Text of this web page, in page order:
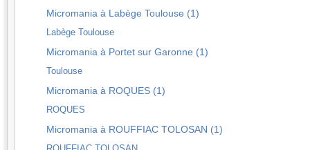
Micromania à Labège Toulouse (1)
Labège Toulouse
Micromania à Portet sur Garonne (1)
Toulouse
Micromania à ROQUES (1)
ROQUES
Micromania à ROUFFIAC TOLOSAN (1)